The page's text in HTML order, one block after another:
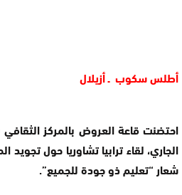
أطلس سكوب ـ أزيلال
الجاري، لقاء ترابيا تشاوريا حول
شعار “تعليم ذو جودة للجميع”.